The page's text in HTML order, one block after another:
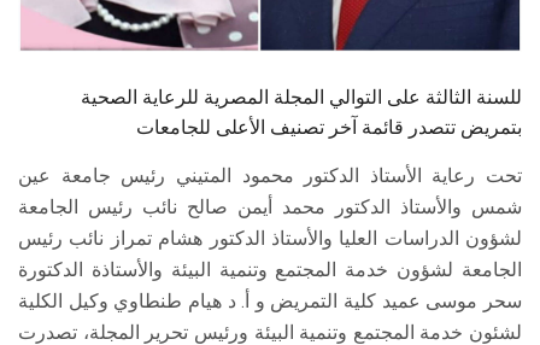
الزائـرون
سجل الان
للسنة الثالثة على التوالي المجلة المصرية للرعاية الصحية
بتمريض تتصدر قائمة آخر تصنيف الأعلى للجامعات
تحت رعاية الأستاذ الدكتور محمود المتيني رئيس جامعة عين
شمس والأستاذ الدكتور محمد أيمن صالح نائب رئيس الجامعة
لشؤون الدراسات العليا والأستاذ الدكتور هشام تمراز نائب رئيس
الجامعة لشؤون خدمة المجتمع وتنمية البيئة والأستاذة الدكتورة
سحر موسى عميد كلية التمريض و أ. د هيام طنطاوي وكيل الكلية
لشئون خدمة المجتمع وتنمية البيئة ورئيس تحرير المجلة، تصدرت